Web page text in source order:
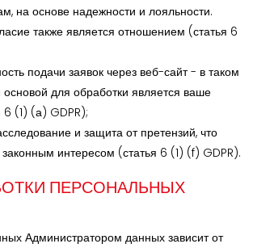
на основе надежности и лояльности.
также является отношением (статья 6
подачи заявок через веб-сайт - в таком
основой для обработки является ваше
6 (1) (а) GDPR);
и защита от претензий, что
интересом (статья 6 (1) (f) GDPR).
ПЕРСОНАЛЬНЫХ
Администратором данных зависит от